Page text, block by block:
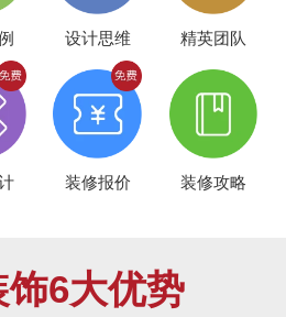
设计思维 精英团队
装修报价 装修攻略
饰6大优势